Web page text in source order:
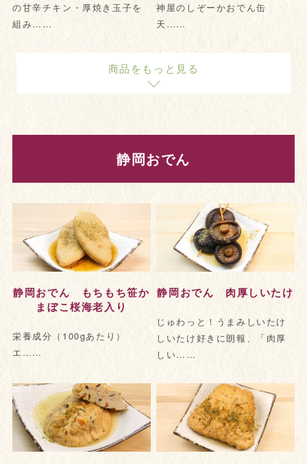
の甘辛チキン・厚焼き玉子を
組み……
神屋のしぞーかおでん缶
天……
商品をもっと見る
静岡おでん
静岡おでん もちもち笹か
まぼこ桜海老入り
栄養成分（100gあたり）
エ……
静岡おでん 肉厚しいたけ
じゅわっと！うまみしいたけ
しいたけ好きに朗報、「肉厚
しい……